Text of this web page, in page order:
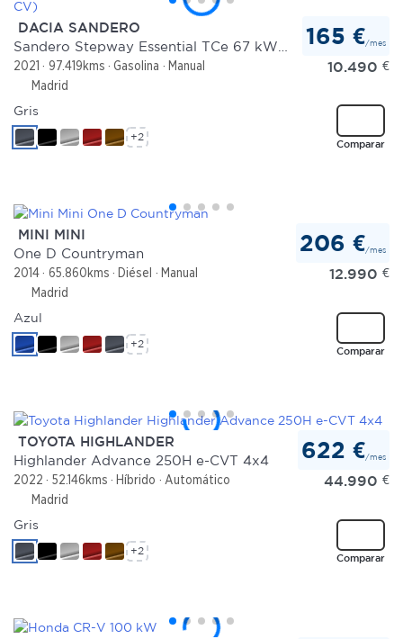
DACIA SANDERO
2021 97.419kms Gasolina
Manual
Madrid
165 €/mes
10.490 €
Comparar
Gris
+2
MINI MINI
One D Countryman
2014 65.860kms Diésel
Manual
Madrid
206 €/mes
12.990 €
Comparar
Azul
+2
TOYOTA HIGHLANDER
Highlander Advance 250H e-CVT 4x4
2022 52.146kms Híbrido
Automático
Madrid
622 €/mes
44.990 €
Comparar
Gris
+2